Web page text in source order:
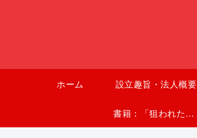
ホーム 設立趣旨・法人概要
書籍：「狙われた沖縄〜真実の沖縄史が日本を救う〜」